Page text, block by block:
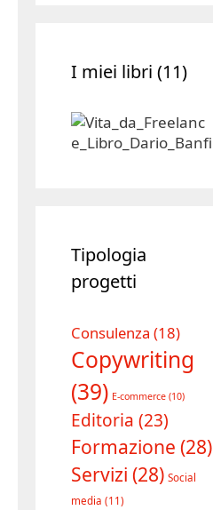
I miei libri (11)
Tipologia
progetti
Consulenza (18)
Copywriting
(39) E-commerce (10)
Editoria (23)
Formazione (28)
Servizi (28) Social
media (11)